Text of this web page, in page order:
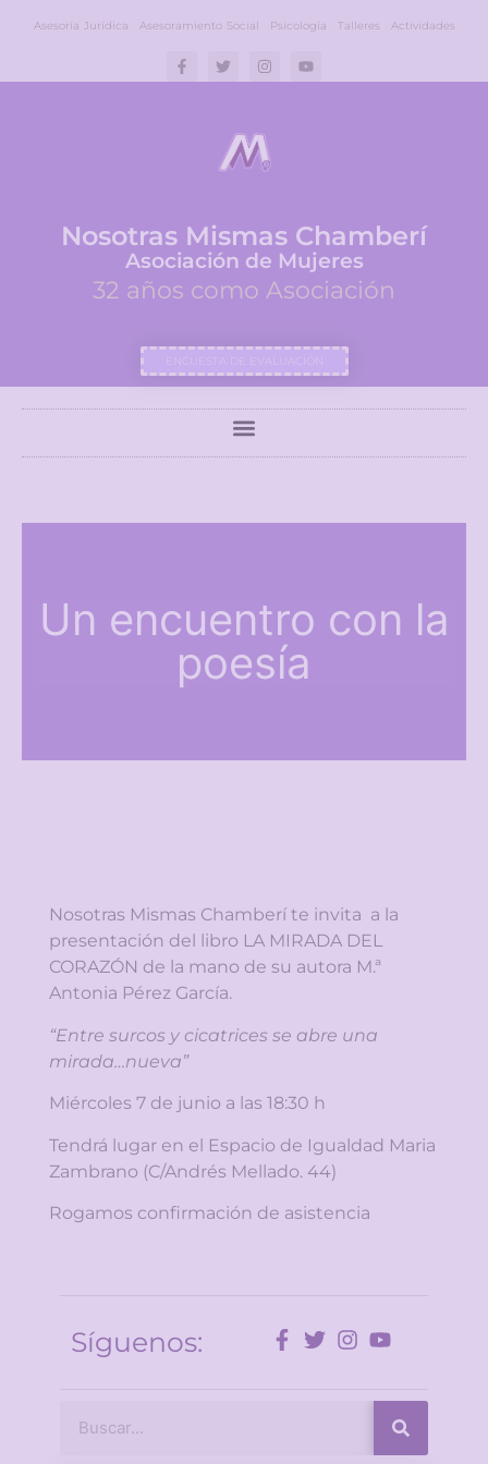
Asesoría Jurídica Asesoramiento Social Psicología Talleres Actividades
Nosotras Mismas Chamberí
Asociación de Mujeres
32 años como Asociación
ENCUESTA DE EVALUACIÓN
Un encuentro con la
poesía
Nosotras Mismas Chamberí te invita a la
presentación del libro LA MIRADA DEL
CORAZÓN de la mano de su autora M.ª
Antonia Pérez García.
“Entre surcos y cicatrices se abre una
mirada…nueva”
Miércoles 7 de junio a las 18:30 h
Tendrá lugar en el Espacio de Igualdad Maria
Zambrano (C/Andrés Mellado. 44)
Rogamos confirmación de asistencia
Síguenos: